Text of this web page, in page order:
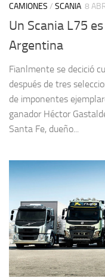
CAMIONES / SCANIA 8
Un Scania L75
Argentina
Fianlmente se decició
después de tres
de imponentes
ganador Héctor
Santa Fe, dueño...